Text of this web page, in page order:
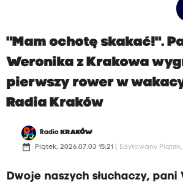
"Mam ochotę skakać!".
Weronika z Krakowa
pierwszy rower w
Radia Kraków
Radio KRAKÓW
date_range Piątek, 2026.07.03 15:21 ( Edytowany Piątek,
Dwoje naszych słuchaczy, pani